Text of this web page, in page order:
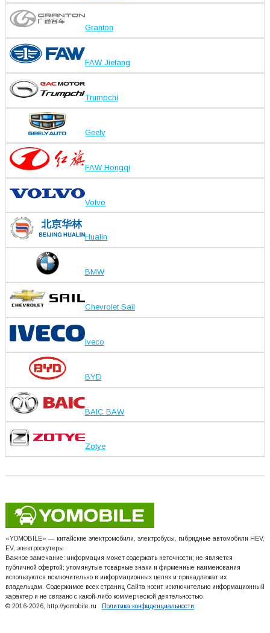
Granton
FAW Jiefang
Trumpchi
Geely
FAW Hongqi
Volvo
Hualin
BMW
Chevrolet Sail
Iveco
BYD
BAIC BAW
Zotye
«YOMOBILE» — китайские электромобили, электробусы, гибридные автомобили HEV,
EV, электроскутеры
Важное замечание: информация может содержать неточности; не является
публичной офертой; упомянутые товарные знаки и фирменные наименования
используются исключительно в информационных целях и принадлежат их
владельцам. Содержимое всех страниц Сайта носит исключительно информационный
характер и не связано с какой-либо коммерческой деятельностью.
© 2016-2026, http://yomobile.ru Политика конфиденциальности